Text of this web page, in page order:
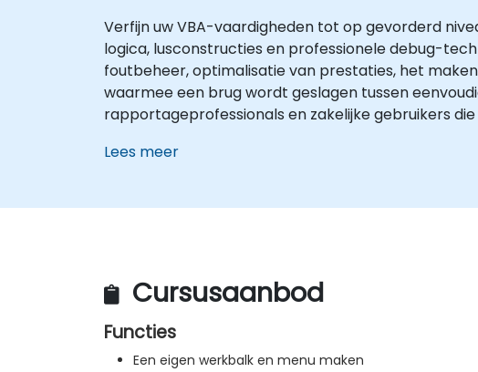
Verfijn uw VBA-vaardigheden tot op gevorderd
logica, lusconstructies en professionele debug-
foutbeheer, optimalisatie van prestaties, het
waarmee een brug wordt geslagen tussen
rapportageprofessionals en zakelijke gebruikers
Lees meer
Cursusaanbod
Functies
Een eigen werkbalk en menu maken